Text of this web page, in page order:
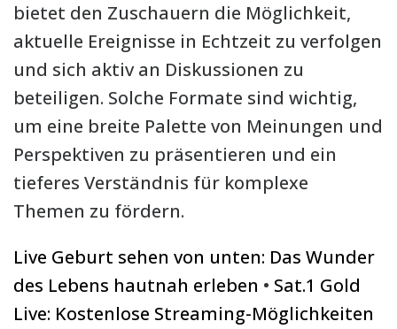
bietet den Zuschauern die Möglichkeit,
aktuelle Ereignisse in Echtzeit zu verfolgen
und sich aktiv an Diskussionen zu
beteiligen. Solche Formate sind wichtig,
um eine breite Palette von Meinungen und
Perspektiven zu präsentieren und ein
tieferes Verständnis für komplexe
Themen zu fördern.
Live Geburt sehen von unten: Das Wunder
des Lebens hautnah erleben • Sat.1 Gold
Live: Kostenlose Streaming-Möglichkeiten